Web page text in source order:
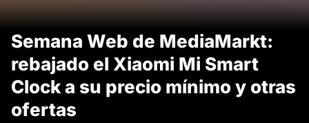
Semana Web de MediaMarkt:
rebajado el Xiaomi Mi Smart
Clock a su precio mínimo y otras
ofertas